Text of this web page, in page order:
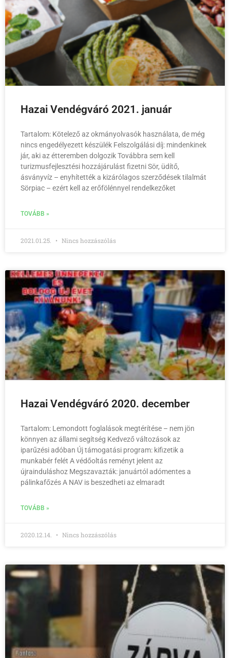
Hazai Vendégváró 2021. január
Tartalom: Kötelező az okmányolvasók használata, de még
nincs engedélyezett készülék Felszolgálási díj: mindenkinek
jár, aki az étteremben dolgozik Továbbra sem kell
turizmusfejlesztési hozzájárulást fizetni Sör, üdítő,
ásványvíz – enyhítették a kizárólagos szerződések tilalmát
Sörpiac – ezért kell az erőfölénnyel rendelkezőket
TOVÁBB »
2021.01.25. Nincs hozzászólás
Hazai Vendégváró 2020. december
Tartalom: Lemondott foglalások megtérítése – nem jön
könnyen az állami segítség Kedvező változások az
iparűzési adóban Új támogatási program: kifizetik a
munkabér felét A védőoltás reményt jelent az
újrainduláshoz Megszavazták: januártól adómentes a
pálinkafőzés A NAV is beszedheti az elmaradt
TOVÁBB »
2020.12.14. Nincs hozzászólás